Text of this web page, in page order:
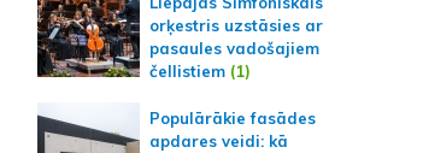
orķestris uzstāsies ar
pasaules vadošajiem
čellistiem(1)
Populārākie fasādes
apdares veidi: kā